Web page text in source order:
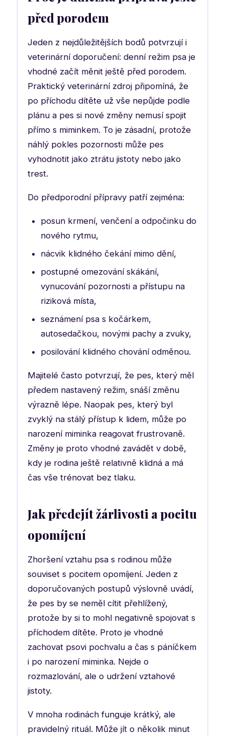
před porodem
Jeden z nejdůležitějších bodů potvrzují i
veterinární doporučení: denní režim psa je
vhodné začít měnit ještě před porodem.
Praktický veterinární zdroj připomíná, že
po příchodu dítěte už vše nepůjde podle
plánu a pes si nové změny nemusí spojit
přímo s miminkem. To je zásadní, protože
náhlý pokles pozornosti může pes
vyhodnotit jako ztrátu jistoty nebo jako
trest.
Do předporodní přípravy patří zejména:
posun krmení, venčení a odpočinku do
nového rytmu,
nácvik klidného čekání mimo dění,
postupné omezování skákání,
vynucování pozornosti a přístupu na
riziková místa,
seznámení psa s kočárkem,
autosedačkou, novými pachy a zvuky,
posilování klidného chování odměnou.
Majitelé často potvrzují, že pes, který měl
předem nastavený režim, snáší změnu
výrazně lépe. Naopak pes, který byl
zvyklý na stálý přístup k lidem, může po
narození miminka reagovat frustrovaně.
Změny je proto vhodné zavádět v době,
kdy je rodina ještě relativně klidná a má
čas vše trénovat bez tlaku.
Jak předejít žárlivosti a pocitu
opomíjení
Zhoršení vztahu psa s rodinou může
souviset s pocitem opomíjení. Jeden z
doporučovaných postupů výslovně uvádí,
že pes by se neměl cítit přehlížený,
protože by si to mohl negativně spojovat s
příchodem dítěte. Proto je vhodné
zachovat psovi pochvalu a čas s páníčkem
i po narození miminka. Nejde o
rozmazlování, ale o udržení vztahové
jistoty.
V mnoha rodinách funguje krátký, ale
pravidelný rituál. Může jít o několik minut